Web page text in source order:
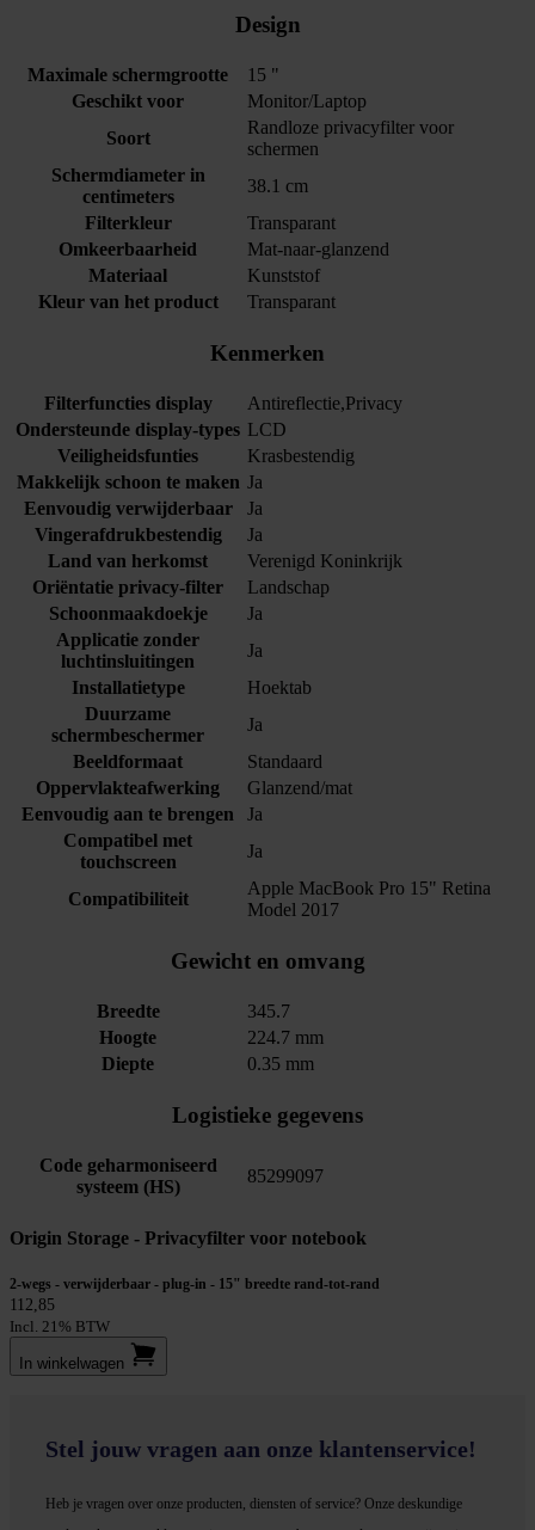
Design
Maximale schermgrootte
15 "
Geschikt voor
Monitor/Laptop
Soort
Randloze privacyfilter voor
schermen
Schermdiameter in
centimeters
38.1 cm
Filterkleur
Transparant
Omkeerbaarheid
Mat-naar-glanzend
Materiaal
Kunststof
Kleur van het product
Transparant
Kenmerken
Filterfuncties display
Antireflectie,Privacy
Ondersteunde display-types LCD
Veiligheidsfunties
Krasbestendig
Makkelijk schoon te maken Ja
Eenvoudig verwijderbaar
Ja
Vingerafdrukbestendig
Ja
Land van herkomst
Verenigd Koninkrijk
Oriëntatie privacy-filter
Landschap
Schoonmaakdoekje
Ja
Applicatie zonder
luchtinsluitingen
Ja
Installatietype
Hoektab
Duurzame
schermbeschermer
Ja
Beeldformaat
Standaard
Oppervlakteafwerking
Glanzend/mat
Eenvoudig aan te brengen
Ja
Compatibel met
touchscreen
Ja
Compatibiliteit
Apple MacBook Pro 15" Retina
Model 2017
Gewicht en omvang
Breedte
345.7
Hoogte
224.7 mm
Diepte
0.35 mm
Logistieke gegevens
Code geharmoniseerd
systeem (HS)
85299097
Origin Storage - Privacyfilter voor notebook
2-wegs - verwijderbaar - plug-in - 15" breedte rand-tot-rand
112,85
Incl. 21% BTW
In winkel­wagen
Stel jouw vragen aan onze klantenservice!
Heb je vragen over onze producten, diensten of service? Onze deskundige